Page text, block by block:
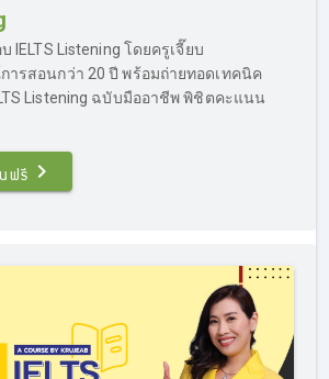
ออนไลน์ไม่เข้าใจ ทำอย่างไร?
องเรา รองรับเรื่องการ “ตอบคำถาม” กรณี
ใจ มีข้อสงสัยที่ต้องการถามเพิ่มเติมจาก
ามารถส่งคำถามเข้าไปถามได้ทาง Inbox
ของผู้เรียนจะถูกส่งไปยังครูผู้สอนโดยตรง
กต้องกลับไปทาง Inbox เช่นกัน ภายใน
IELTS Listening โดยครูเจี๊ยบ
ารสอนกว่า 20 ปี พร้อมถ่ายทอดเทคนิค
Listening ฉบับมืออาชีพ พิชิตคะแนน
ฟรี